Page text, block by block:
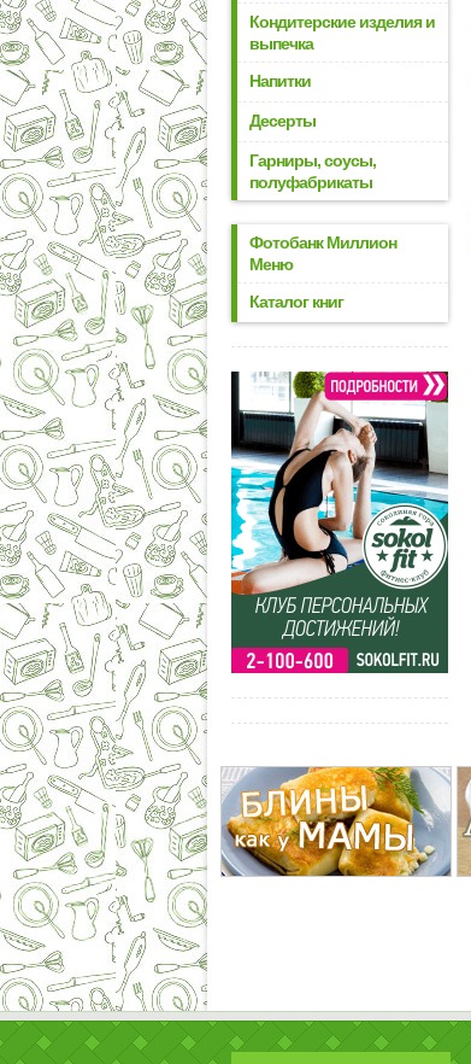
Кондитерские изделия и
выпечка
Напитки
Десерты
Гарниры, соусы,
полуфабрикаты
Фотобанк Миллион
Меню
Каталог книг